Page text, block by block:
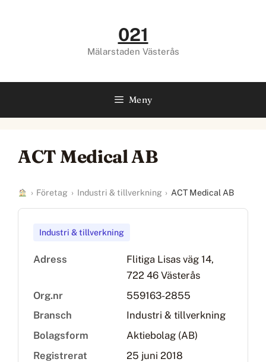
021
Mälarstaden Västerås
Meny
ACT Medical AB
› Företag › Industri & tillverkning › ACT Medical AB
Industri & tillverkning
Adress
Flitiga Lisas väg 14,
722 46 Västerås
Org.nr
559163-2855
Bransch
Industri & tillverkning
Bolagsform
Aktiebolag (AB)
Registrerat
25 juni 2018